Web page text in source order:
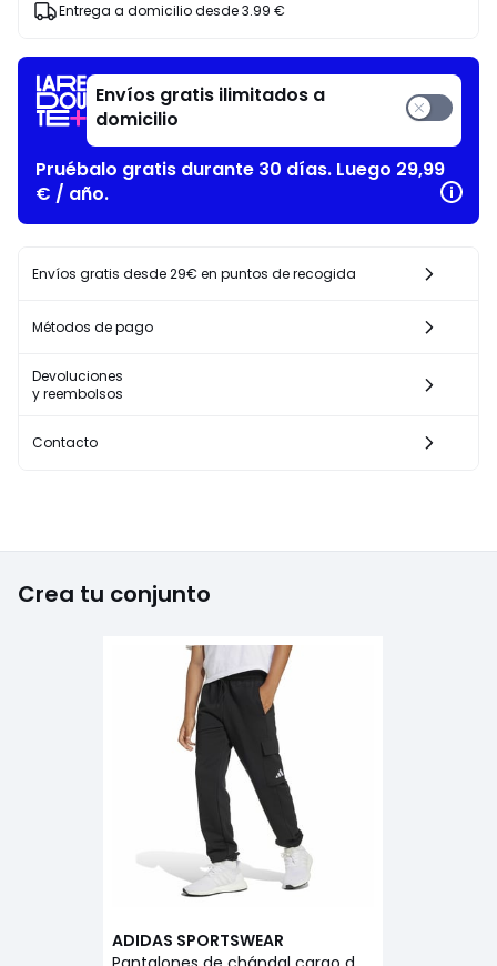
Entrega a domicilio desde3.99 €
Envíos gratis ilimitados a
domicilio
Pruébalo gratis durante 30 días. Luego 29,99
€ / año.
Envíos gratis desde 29€ en puntos de recogida
Métodos de pago
Devoluciones
y reembolsos
Contacto
Crea tu conjunto
ADIDAS SPORTSWEAR